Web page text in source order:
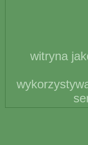
witryna